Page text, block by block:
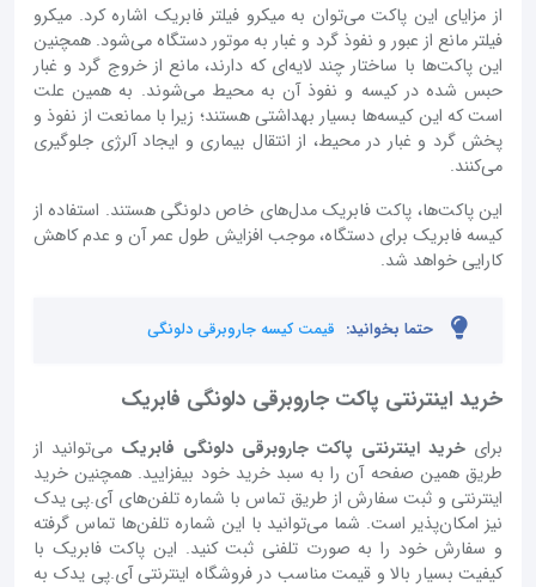
از مزایای این پاکت می‌توان به میکرو فیلتر فابریک اشاره کرد. میکرو
فیلتر مانع از عبور و نفوذ گرد و غبار به موتور دستگاه می‌شود. همچنین
این پاکت‌ها با ساختار چند لایه‌ای که دارند، مانع از خروج گرد و غبار
حبس شده در کیسه و نفوذ آن به محیط می‌شوند. به همین علت
است که این کیسه‌ها بسیار بهداشتی هستند؛ زیرا با ممانعت از نفوذ و
پخش گرد و غبار در محیط، از انتقال بیماری و ایجاد آلرژی جلوگیری
می‌کنند.
این پاکت‌ها، پاکت فابریک مدل‌های خاص دلونگی هستند. استفاده از
کیسه فابریک برای دستگاه، موجب افزایش طول عمر آن و عدم کاهش
کارایی خواهد شد.
حتما بخوانید: قیمت کیسه جاروبرقی دلونگی
خرید اینترنتی پاکت جاروبرقی دلونگی فابریک
برای خرید اینترنتی پاکت جاروبرقی دلونگی فابریک می‌توانید از
طریق همین صفحه آن را به سبد خرید خود بیفزایید. همچنین خرید
اینترنتی و ثبت سفارش از طریق تماس با شماره تلفن‌های آی.پی یدک
نیز امکان‌پذیر است. شما می‌توانید با این شماره تلفن‌ها تماس گرفته
و سفارش خود را به صورت تلفنی ثبت کنید. این پاکت فابریک با
کیفیت بسیار بالا و قیمت مناسب در فروشگاه اینترنتی آی.پی یدک به